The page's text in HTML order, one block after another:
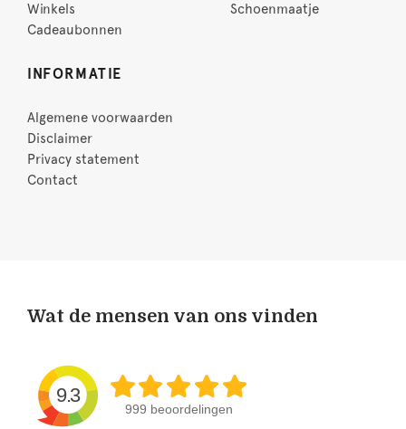
Winkels
Cadeaubonnen
Schoenmaatje
INFORMATIE
Algemene voorwaarden
Disclaimer
Privacy statement
Contact
Wat de mensen van ons vinden
9.3
999 beoordelingen